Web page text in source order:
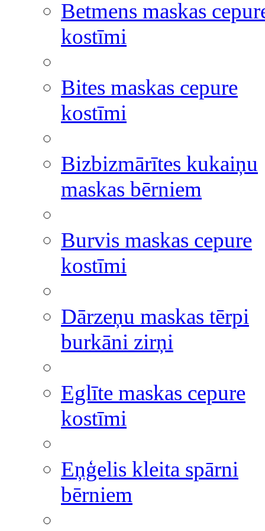
Betmens maskas
kostīmi
Bites maskas cepure
kostīmi
Bizbizmārītes kukaiņu
maskas bērniem
Burvis maskas cepure
kostīmi
Dārzeņu maskas tērpi
burkāni zirņi
Eglīte maskas cepure
kostīmi
Eņģelis kleita spārni
bērniem